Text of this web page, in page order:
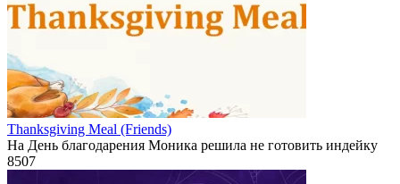
Thanksgiving Meal (Friends)
На День благодарения Моника решила не готовить индейку
8507